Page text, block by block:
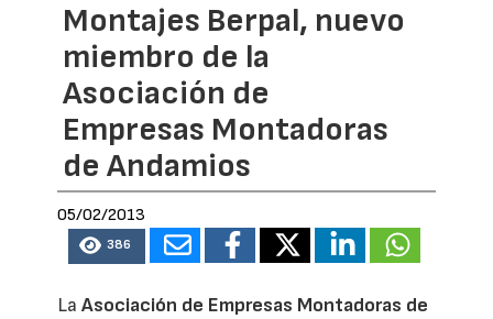
Montajes Berpal, nuevo
miembro de la
Asociación de
Empresas Montadoras
de Andamios
05/02/2013
386
LaAsociación de Empresas Montadoras de